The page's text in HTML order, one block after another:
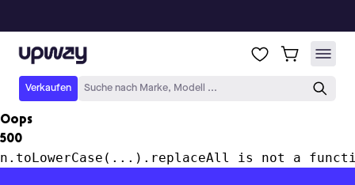
Upway
Verkaufen Suche nach Marke, Modell ...
Oops
500
n.toLowerCase(...).replaceAll is not a